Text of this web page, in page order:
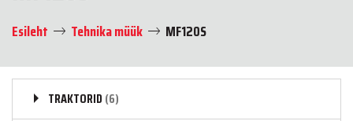
Esileht Tehnika müük MF120S
TRAKTORID (6)